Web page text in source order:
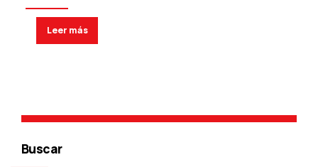
Leer más
Buscar